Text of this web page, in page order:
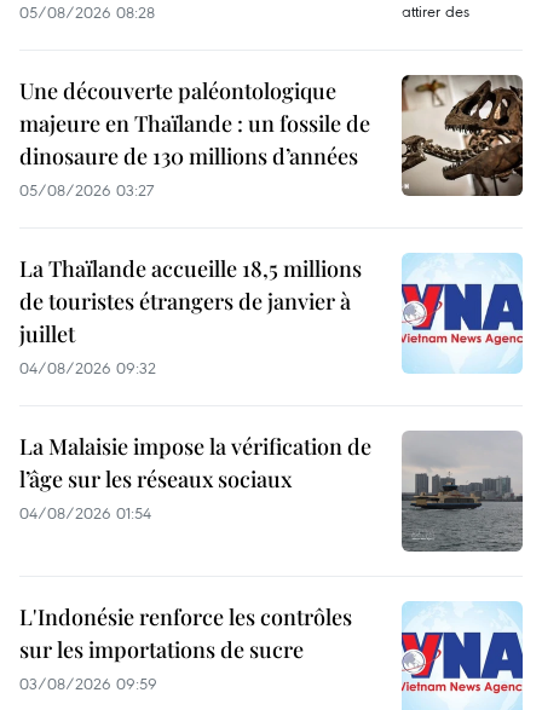
05/08/2026 08:28
Une découverte paléontologique
majeure en Thaïlande : un fossile de
dinosaure de 130 millions d’années
05/08/2026 03:27
La Thaïlande accueille 18,5 millions
de touristes étrangers de janvier à
juillet
04/08/2026 09:32
La Malaisie impose la vérification de
l’âge sur les réseaux sociaux
04/08/2026 01:54
L'Indonésie renforce les contrôles
sur les importations de sucre
03/08/2026 09:59